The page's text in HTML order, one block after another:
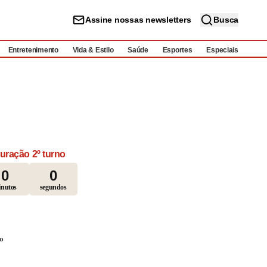
Assine nossas newsletters Busca
Entretenimento Vida & Estilo Saúde Esportes Especiais
2º turno
0 0
segundos